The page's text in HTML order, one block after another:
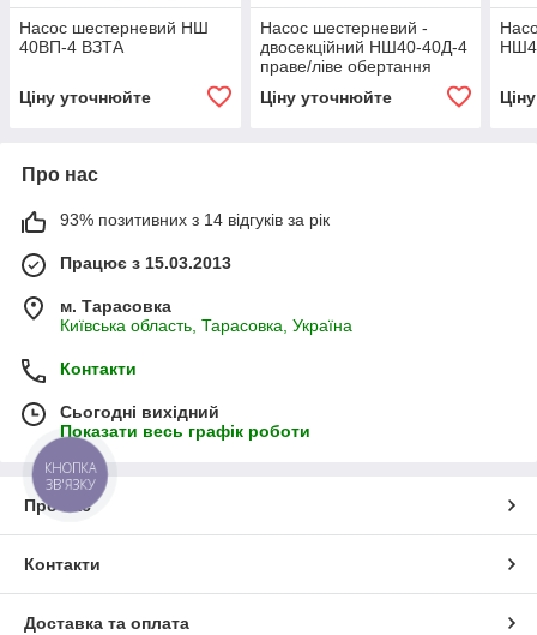
Насос шестерневий НШ
40ВП-4 ВЗТА
Ціну уточнюйте
Насос шестерневий -
двосекційний НШ40-40Д-4
праве/ліве обертання
Ціну уточнюйте
Про нас
93% позитивних з 14 відгуків за рік
Працює з 15.03.2013
м. Тарасовка
Київська область, Тарасовка, Україна
Контакти
Сьогодні вихідний
Показати весь графік роботи
Про нас
Контакти
Доставка та оплата
КНОПКА
ЗВ'ЯЗКУ